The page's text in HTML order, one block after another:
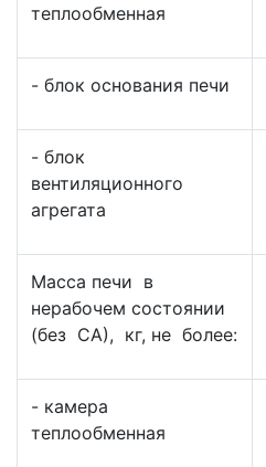
теплообменная
- блок основания печи
- блок
вентиляционного
агрегата
Масса печи в
нерабочем состоянии
(без СА), кг, не более:
- камера
теплообменная